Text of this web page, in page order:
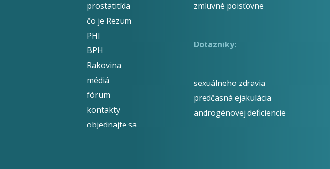
prostatitída
čo je Rezum
PHI
BPH
Rakovina
médiá
fórum
kontakty
objednajte sa
zmluvné poisťovne
Dotazníky:
sexuálneho zdravia
predčasná ejakulácia
androgénovej deficiencie